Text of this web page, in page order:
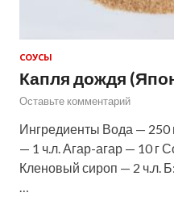
СОУСЫ
Капля дождя
Оставьте комментарий
Ингредиенты Вода —
— 1 ч.л. Агар-агар — 10 г
Кленовый сироп — 2 ч.л.
…